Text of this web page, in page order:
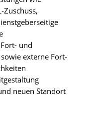
Zuschuss,
und
externe Fort-
neuen Standort